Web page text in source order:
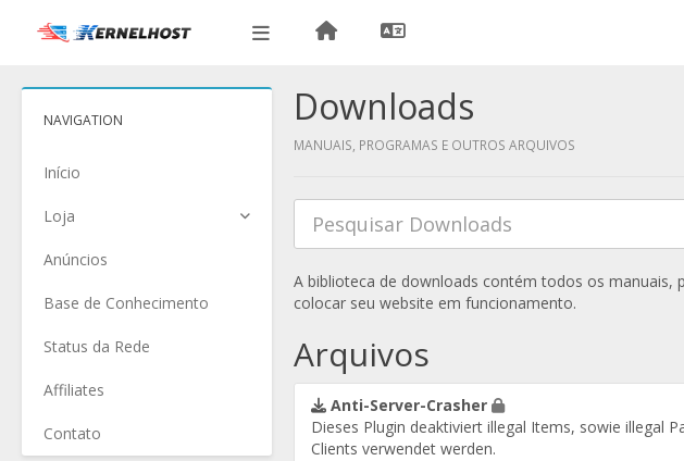
NAVIGATION
Início
Loja
Anúncios
Base de Conhecimento
Status da Rede
Affiliates
Contato
Downloads
MANUAIS, PROGRAMAS E OUTROS ARQUIVOS
A biblioteca de downloads contém todos os manuais,
colocar seu website em funcionamento.
Arquivos
Anti-Server-Crasher
Dieses Plugin deaktiviert illegal Items, sowie illegal
Clients verwendet werden.